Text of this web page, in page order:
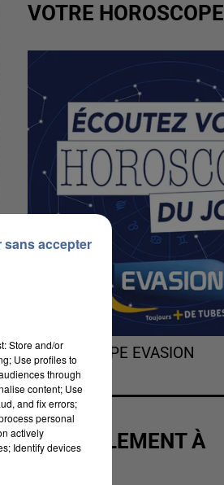
VOTRE HOROSCOPE
L'HOROSCOPE EVASION
ACTUELLEMENT À
Store and/or
Use profiles to
through
content; Use
and fix errors;
personal
actively
Identify devices
sans accepter